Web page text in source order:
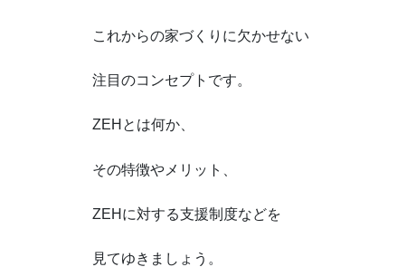
これからの家づくりに欠かせない
注目のコンセプトです。
ZEHとは何か、
その特徴やメリット、
ZEHに対する支援制度などを
見てゆきましょう。